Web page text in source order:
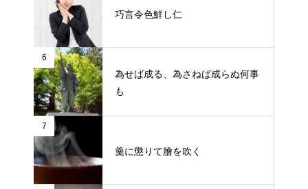
巧言令色鮮し仁
6
為せば成る、為さねば成らぬ何事
も
7
羹に懲りて膾を吹く